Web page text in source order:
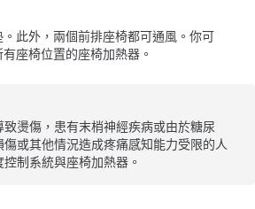
此外，兩個前排座椅都可通風。你可
座椅位置的座椅加熱器。
燙傷，患有末梢神經疾病或由於糖尿
或其他情況造成疼痛感知能力受限的人
制系統與座椅加熱器。